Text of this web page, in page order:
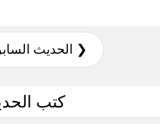
❮ الحديث
كتب